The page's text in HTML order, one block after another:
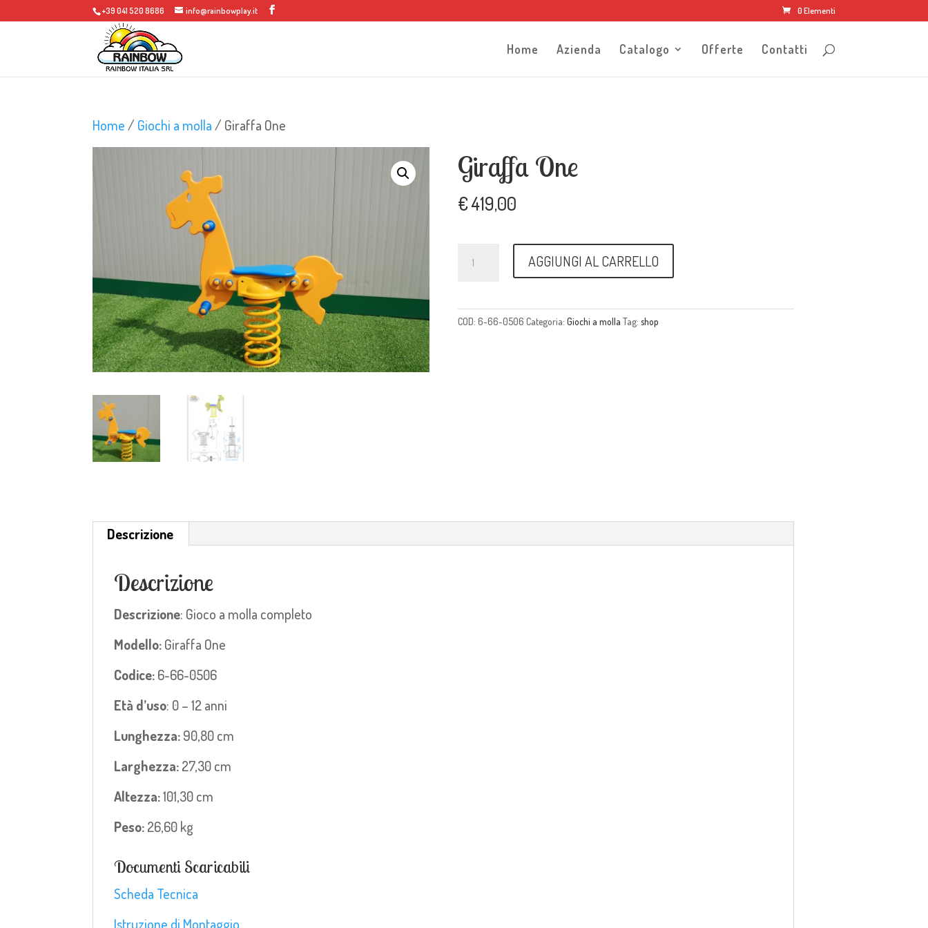
+39 041 520 8686 info@rainbowplay.it 0 Elementi
Home Azienda Catalogo Offerte Contatti
Home/ Giochi a molla/ Giraffa One
Giraffa One
€419,00
One
AGGIUNGI AL CARRELLO
COD: 6-66-0506 Categoria: Giochi a molla Tag: shop
Descrizione
Descrizione
Descrizione: Gioco a molla completo
Modello:Giraffa One
Codice:6-66-0506
Età d’uso: 0 – 12 anni
Lunghezza:90,80 cm
Larghezza:27,30 cm
Altezza:101,30 cm
Peso:26,60 kg
Documenti Scaricabili
Scheda Tecnica
Istruzione di Montaggio